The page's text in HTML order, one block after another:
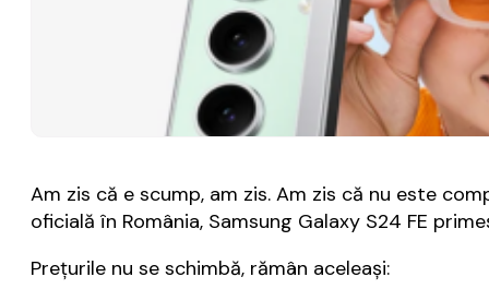
Am zis că e scump, am zis. Am zis că nu este
oficială în România, Samsung Galaxy S24 FE
Preţurile nu se schimbă, rămân aceleaşi: